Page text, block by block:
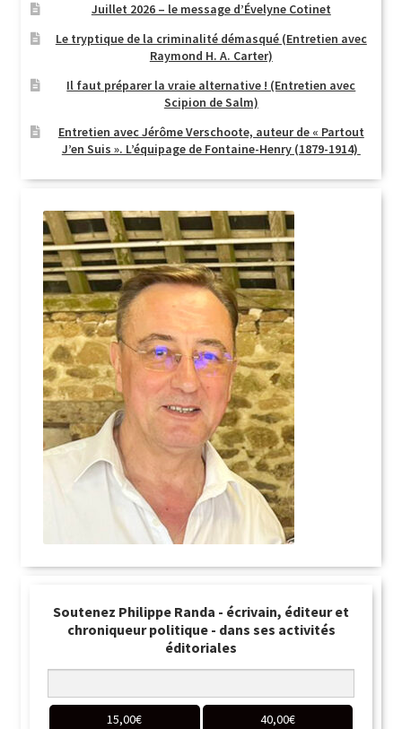
Juillet 2026 – le message d’Évelyne Cotinet
Le tryptique de la criminalité démasqué (Entretien avec
Raymond H. A. Carter)
Il faut préparer la vraie alternative ! (Entretien avec
Scipion de Salm)
Entretien avec Jérôme Verschoote, auteur de « Partout
J’en Suis ». L’équipage de Fontaine-Henry (1879-1914)
Soutenez Philippe Randa - écrivain, éditeur et
chroniqueur politique - dans ses activités
éditoriales
15,00€ 40,00€